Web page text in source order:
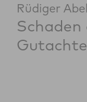
Rüdiger